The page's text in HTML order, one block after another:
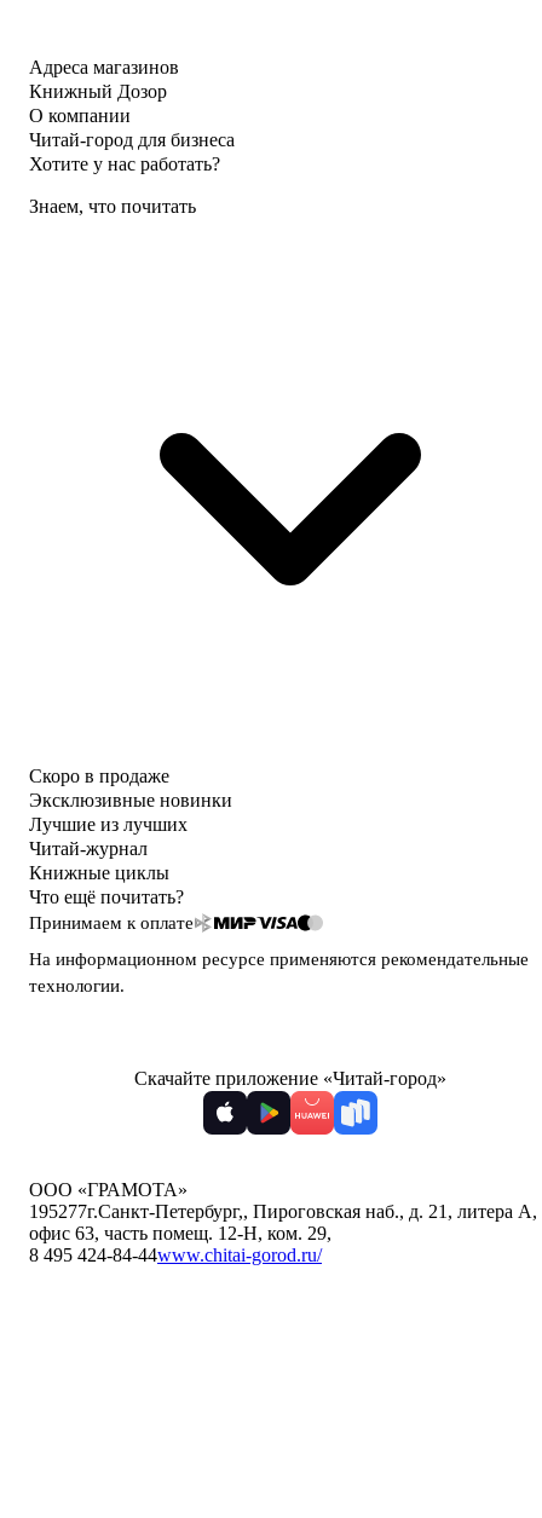
Адреса магазинов
Книжный Дозор
О компании
Читай-город для бизнеса
Хотите у нас работать?
Знаем, что почитать
Скоро в продаже
Эксклюзивные новинки
Лучшие из лучших
Читай-журнал
Книжные циклы
Что ещё почитать?
Принимаем к оплате
На информационном ресурсе применяются рекомендательные
технологии.
Скачайте приложение «Читай-город»
ООО «ГРАМОТА»
195277г.Санкт-Петербург,, Пироговская наб., д. 21, литера А,
офис 63, часть помещ. 12-Н, ком. 29,
8 495 424-84-44www.chitai-gorod.ru/